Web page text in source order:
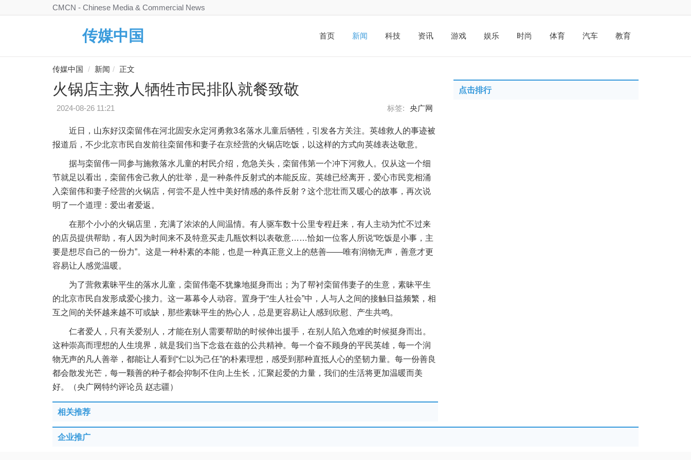
CMCN - Chinese Media & Commercial News
传媒中国 首页 新闻 科技 资讯 游戏 娱乐 时尚 体育 汽车 教育
传媒中国 新闻 正文
火锅店主救人牺牲市民排队就餐致敬
2024-08-26 11:21 标签: 央广网
近日，山东好汉栾留伟在河北固安永定河勇救3名落水儿童后牺牲，引发各方关注。英雄救人的事迹被
报道后，不少北京市民自发前往栾留伟和妻子在京经营的火锅店吃饭，以这样的方式向英雄表达敬意。
据与栾留伟一同参与施救落水儿童的村民介绍，危急关头，栾留伟第一个冲下河救人。仅从这一个细
节就足以看出，栾留伟舍己救人的壮举，是一种条件反射式的本能反应。英雄已经离开，爱心市民竞相涌
入栾留伟和妻子经营的火锅店，何尝不是人性中美好情感的条件反射？这个悲壮而又暖心的故事，再次说
明了一个道理：爱出者爱返。
在那个小小的火锅店里，充满了浓浓的人间温情。有人驱车数十公里专程赶来，有人主动为忙不过来
的店员提供帮助，有人因为时间来不及特意买走几瓶饮料以表敬意……恰如一位客人所说“吃饭是小事，主
要是想尽自己的一份力”。这是一种朴素的本能，也是一种真正意义上的慈善——唯有润物无声，善意才更
容易让人感觉温暖。
为了营救素昧平生的落水儿童，栾留伟毫不犹豫地挺身而出；为了帮衬栾留伟妻子的生意，素昧平生
的北京市民自发形成爱心接力。这一幕幕令人动容。置身于“生人社会”中，人与人之间的接触日益频繁，相
互之间的关怀越来越不可或缺，那些素昧平生的热心人，总是更容易让人感到欣慰、产生共鸣。
仁者爱人，只有关爱别人，才能在别人需要帮助的时候伸出援手，在别人陷入危难的时候挺身而出。
这种崇高而理想的人生境界，就是我们当下念兹在兹的公共精神。每一个奋不顾身的平民英雄，每一个润
物无声的凡人善举，都能让人看到“仁以为己任”的朴素理想，感受到那种直抵人心的坚韧力量。每一份善良
都会散发光芒，每一颗善的种子都会抑制不住向上生长，汇聚起爱的力量，我们的生活将更加温暖而美
好。（央广网特约评论员 赵志疆）
相关推荐
点击排行
企业推广